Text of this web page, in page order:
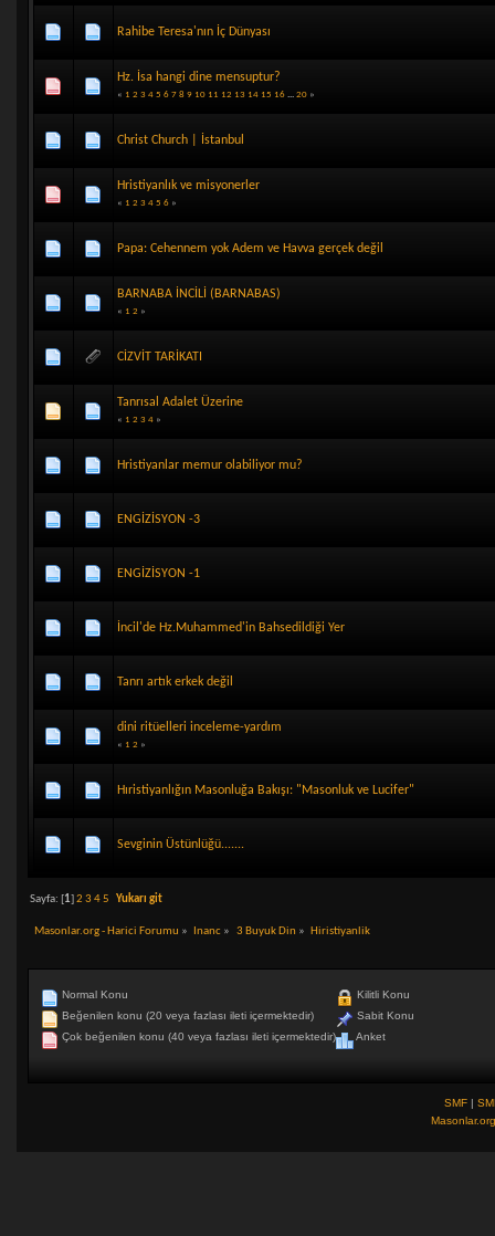
Rahibe Teresa'nın İç Dünyası
Hz. İsa hangi dine mensuptur?
« 1 2 3 4 5 6 7 8 9 10 11 12 13 14 15 16 20»
Christ Church | İstanbul
Hristiyanlık ve misyonerler
« 1 2 3 4 5 6»
Papa: Cehennem yok Adem ve Havva gerçek değil
BARNABA İNCİLİ (BARNABAS)
« 1 2 »
CİZVİT TARİKATI
Tanrısal Adalet Üzerine
« 1 2 3 4»
Hristiyanlar memur olabiliyor mu?
ENGİZİSYON -3
ENGİZİSYON -1
İncil'de Hz.Muhammed'in Bahsedildiği Yer
Tanrı artık erkek değil
dini ritüelleri inceleme-yardım
« 1 2 »
Hıristiyanlığın Masonluğa Bakışı: "Masonluk ve Lucifer"
Sevginin Üstünlüğü.......
Sayfa: [1] 2 3 45 Yukarı git
Masonlar.org - Harici Forumu » Inanc » 3 Buyuk Din» Hiristiyanlik
Normal Konu
Beğenilen konu (20 veya fazlası ileti içermektedir)
Çok beğenilen konu (40 veya fazlası ileti içermektedir)
Kilitli Konu
Sabit Konu
Anket
SMF |
Masonlar.org